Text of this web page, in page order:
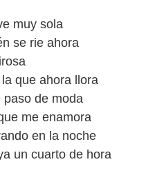
muy sola
se rie ahora
que ahora llora
paso de moda
me enamora
en la noche
un cuarto de hora